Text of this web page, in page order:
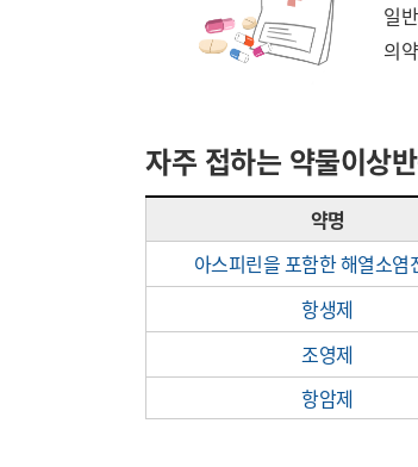
일
의
자주 접하는 약물이상
약명
아스피린을 포함한 해열소염
항생제
조영제
항암제